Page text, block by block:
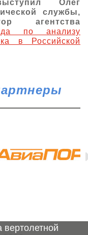
Олег
службы,
агентства
по анализу
в Российской